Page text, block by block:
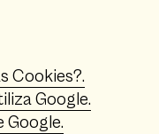
Cookies?.
Google.
Google.